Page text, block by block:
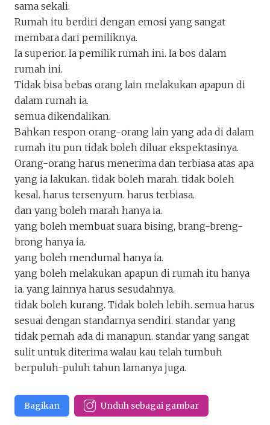
sama sekali.
Rumah itu berdiri dengan emosi yang sangat
membara dari pemiliknya.
Ia superior. Ia pemilik rumah ini. Ia bos dalam
rumah ini.
Tidak bisa bebas orang lain melakukan apapun di
dalam rumah ia.
semua dikendalikan.
Bahkan respon orang-orang lain yang ada di dalam
rumah itu pun tidak boleh diluar ekspektasinya.
Orang-orang harus menerima dan terbiasa atas apa
yang ia lakukan. tidak boleh marah. tidak boleh
kesal. harus tersenyum. harus terbiasa.
dan yang boleh marah hanya ia.
yang boleh membuat suara bising, brang-breng-
brong hanya ia.
yang boleh mendumal hanya ia.
yang boleh melakukan apapun di rumah itu hanya
ia. yang lainnya harus sesudahnya.
tidak boleh kurang. Tidak boleh lebih. semua harus
sesuai dengan standarnya sendiri. standar yang
tidak pernah ada di manapun. standar yang sangat
sulit untuk diterima walau kau telah tumbuh
berpuluh-puluh tahun lamanya juga.
Bagikan Unduh sebagai gambar
Keluar